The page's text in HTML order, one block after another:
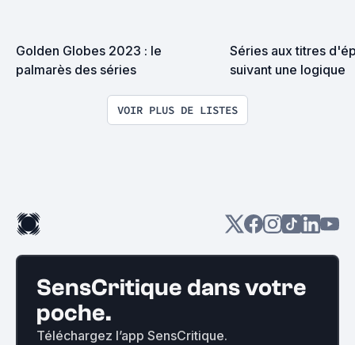
Golden Globes 2023 : le
palmarès des séries
Séries aux titres
suivant une logique
VOIR PLUS DE LISTES
SensCritique dans votre
poche.
Téléchargez l’app SensCritique.